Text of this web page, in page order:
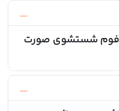
شستشوی صورت